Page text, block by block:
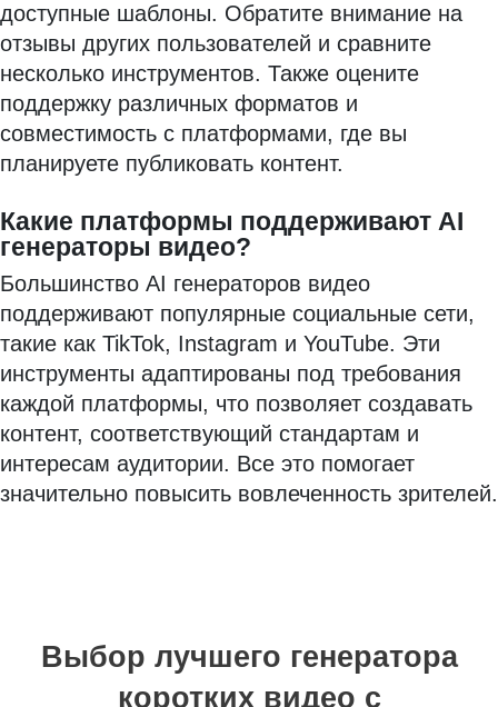
доступные шаблоны. Обратите внимание на
отзывы других пользователей и сравните
несколько инструментов. Также оцените
поддержку различных форматов и
совместимость с платформами, где вы
планируете публиковать контент.
Какие платформы поддерживают AI
генераторы видео?
Большинство AI генераторов видео
поддерживают популярные социальные сети,
такие как TikTok, Instagram и YouTube. Эти
инструменты адаптированы под требования
каждой платформы, что позволяет создавать
контент, соответствующий стандартам и
интересам аудитории. Все это помогает
значительно повысить вовлеченность зрителей.
Выбор лучшего генератора
коротких видео с